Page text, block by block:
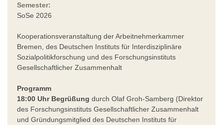
Semester:
SoSe 2026
Kooperationsveranstaltung der Arbeitnehmerkammer
Bremen, des Deutschen Instituts für Interdisziplinäre
Sozialpolitikforschung und des Forschungsinstituts
Gesellschaftlicher Zusammenhalt
Programm
18:00 Uhr Begrüßung durch Olaf Groh-Samberg (Direktor
des Forschungsinstituts Gesellschaftlicher Zusammenhalt
und Gründungsmitglied des Deutschen Instituts für